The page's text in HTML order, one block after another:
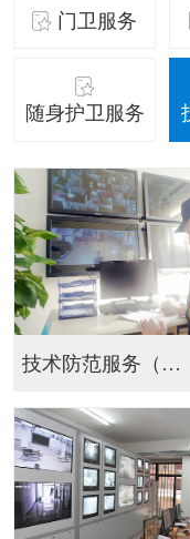
门卫服务
随身护卫服务
技术防范服务（请点击...